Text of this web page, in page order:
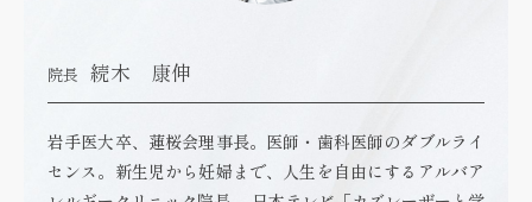
院長 続木 康伸
岩手医大卒、蓮桜会理事長。医師・歯科医師のダブルライ
センス。新生児から妊婦まで、人生を自由にするアルバア